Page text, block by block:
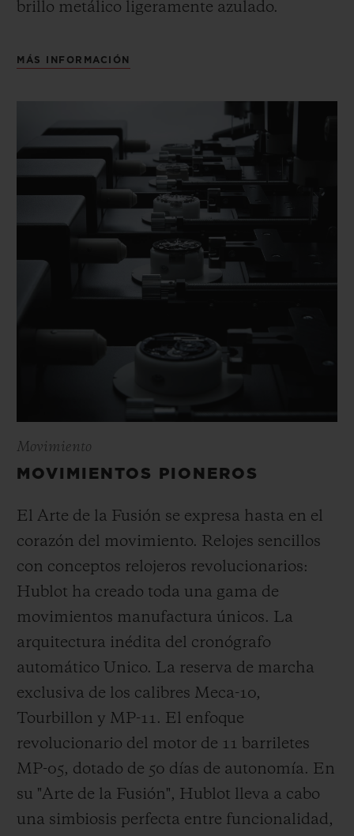
brillo metálico ligeramente azulado.
MÁS INFORMACIÓN
Movimiento
MOVIMIENTOS PIONEROS
El Arte de la Fusión se expresa hasta en el
corazón del movimiento. Relojes sencillos
con conceptos relojeros revolucionarios:
Hublot ha creado toda una gama de
movimientos manufactura únicos. La
arquitectura inédita del cronógrafo
automático Unico. La reserva de marcha
exclusiva de los calibres Meca-10,
Tourbillon y MP-11. El enfoque
revolucionario del motor de 11 barriletes
MP-05, dotado de 50 días de autonomía. En
su "Arte de la Fusión", Hublot lleva a cabo
una simbiosis perfecta entre funcionalidad,